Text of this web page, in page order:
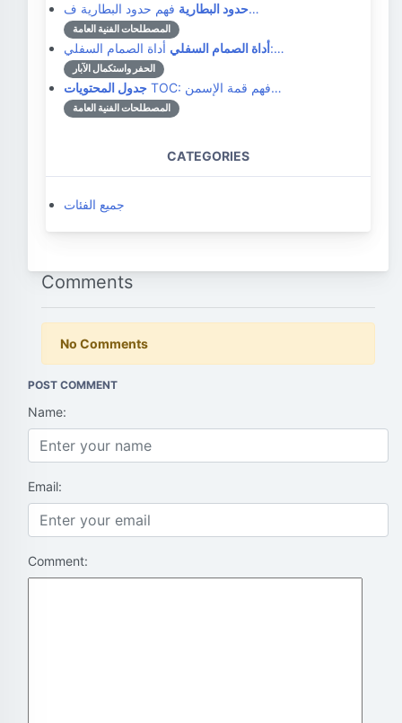
حدود البطاريةفهم حدود البطارية ف…
المصطلحات الفنية العامة
أداة الصمام السفليأداة الصمام السفلي:…
الحفر واستكمال الآبار
جدول المحتويات TOC: فهم قمة الإسمن…
المصطلحات الفنية العامة
CATEGORIES
جميع الفئات
Comments
No Comments
POST COMMENT
Name:
Email:
Comment: